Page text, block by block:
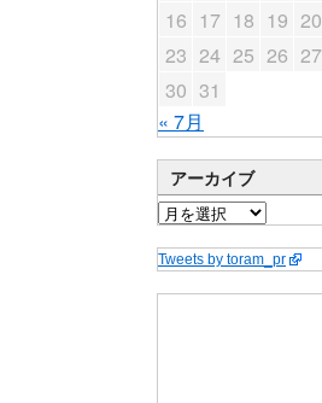
« 7月
16 17 18 19 20
23 24 25 26 27
30 31
アーカイブ
Tweets by toram_pr